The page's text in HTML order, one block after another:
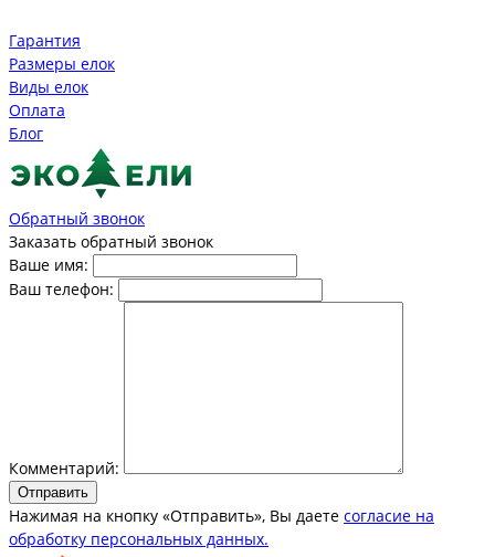
Гарантия
Размеры елок
Виды елок
Оплата
Блог
Обратный звонок
Заказать обратный звонок
Ваше имя:
Ваш телефон:
Комментарий:
Отправить
Нажимая на кнопку «Отправить», Вы даете согласие на
обработку персональных данных.